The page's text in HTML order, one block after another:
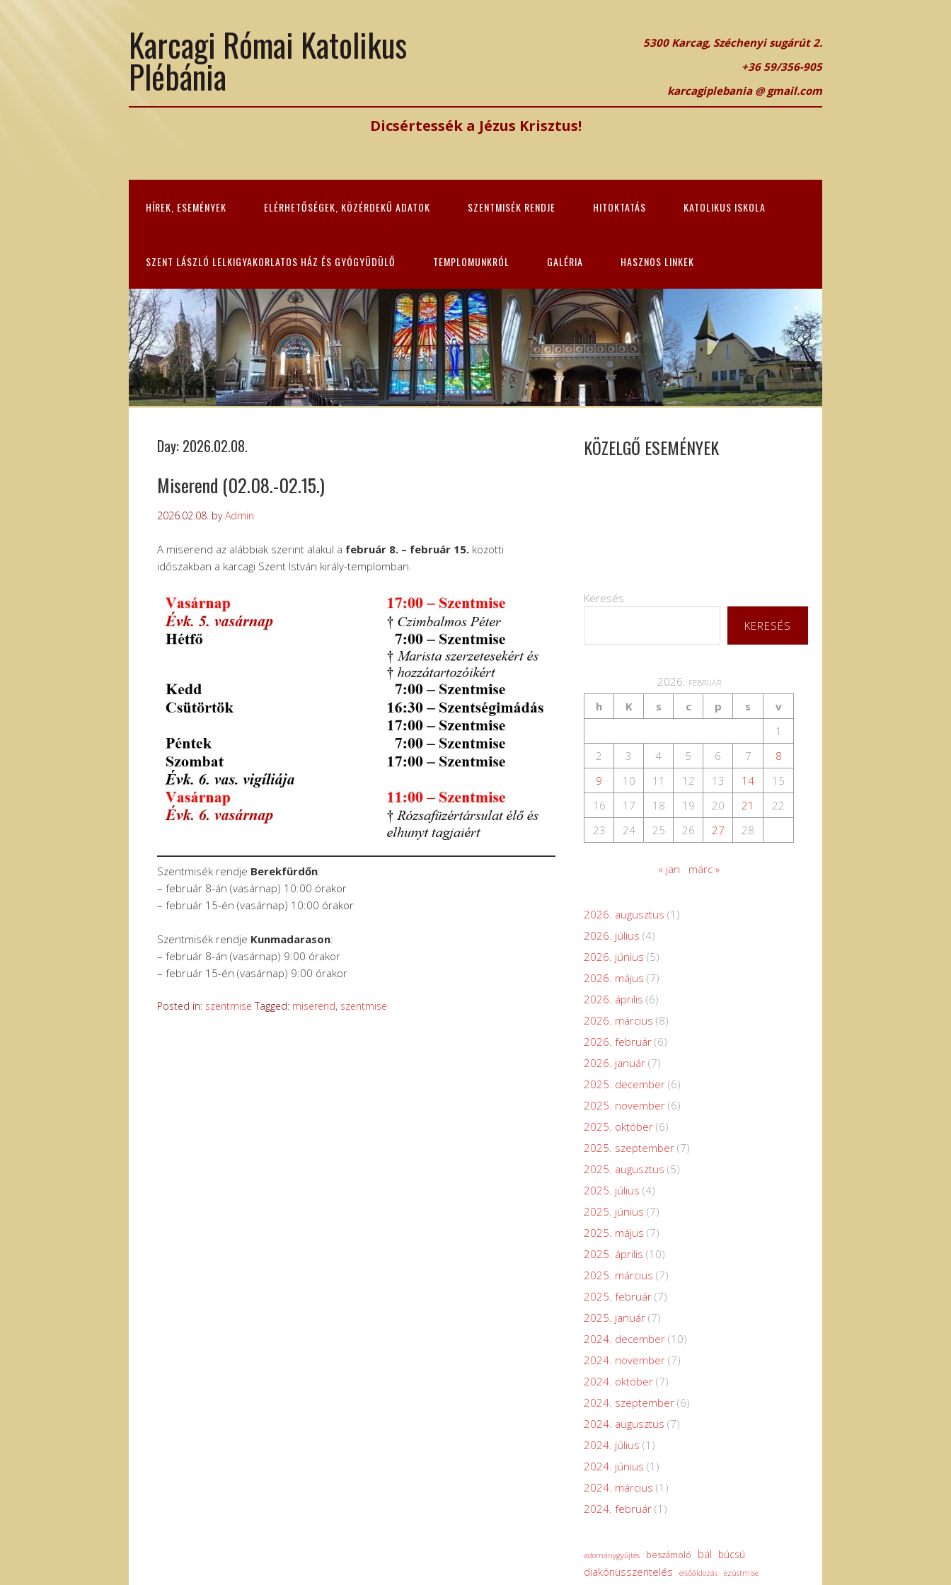
Karcagi Római Katolikus
Plébánia
5300 Karcag, Széchenyi sugárút 2.
+36 59/356-905
karcagiplebania @ gmail.com
Dicsértessék a Jézus Krisztus!
HÍREK, ESEMÉNYEK ELÉRHETŐSÉGEK, KÖZÉRDEKŰ ADATOK SZENTMISÉK RENDJE HITOKTATÁS KATOLIKUS ISKOLA
SZENT LÁSZLÓ LELKIGYAKORLATOS HÁZ ÉS GYÓGYÜDÜLŐ TEMPLOMUNKRÓL GALÉRIA HASZNOS LINKEK
Day: 2026.02.08.
Miserend (02.08.-02.15.)
2026.02.08. byAdmin
A miserend az alábbiak szerint alakul a február 8. – február 15. közötti
időszakban a karcagi Szent István király-templomban.
Szentmisék rendje Berekfürdőn:
– február 8-án (vasárnap) 10:00 órakor
– február 15-én (vasárnap) 10:00 órakor
Szentmisék rendje Kunmadarason:
– február 8-án (vasárnap) 9:00 órakor
– február 15-én (vasárnap) 9:00 órakor
Posted in: szentmise Tagged: miserend, szentmise
KÖZELGŐ ESEMÉNYEK
Keresés
KERESÉS
2026. február
h
K s c p s
v
1
2
3 4 5 6 7
8
9
10 11 12 13 14
15
16
17 18 19 20 21
22
23
24 25 26 27 28
« jan márc »
2026. augusztus (1)
2026. július (4)
2026. június (5)
2026. május (7)
2026. április (6)
2026. március (8)
2026. február (6)
2026. január (7)
2025. december (6)
2025. november (6)
2025. október (6)
2025. szeptember (7)
2025. augusztus (5)
2025. július (4)
2025. június (7)
2025. május (7)
2025. április (10)
2025. március (7)
2025. február (7)
2025. január (7)
2024. december (10)
2024. november (7)
2024. október (7)
2024. szeptember (6)
2024. augusztus (7)
2024. július (1)
2024. június (1)
2024. március (1)
2024. február (1)
adománygyűjtés beszámoló bál búcsú
diakónusszentelés elsőáldozás ezüstmise